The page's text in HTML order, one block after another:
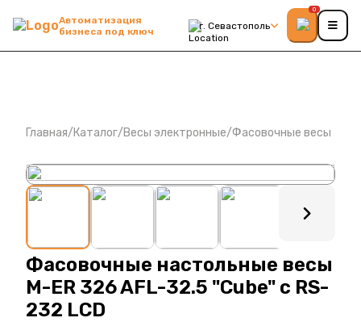
Автоматизация
бизнеса под ключ
г. Севастополь
0
Главная/Каталог/Весы электронные/Фасовочные весы
: ?>
Фасовочные настольные весы
M-ER 326 AFL-32.5 "Cube" c RS-
232 LCD